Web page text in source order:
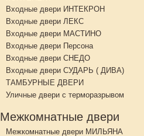
Входные двери ИНТЕКРОН
Входные двери ЛЕКС
Входные двери МАСТИНО
Входные двери Персона
Входные двери СНЕДО
Входные двери СУДАРЬ ( ДИВА)
ТАМБУРНЫЕ ДВЕРИ
Уличные двери с терморазрывом
Межкомнатные двери
Межкомнатные двери МИЛЬЯНА